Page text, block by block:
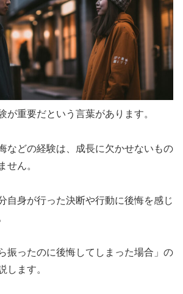
が重要だという言葉があります。
などの経験は、成長に欠かせないもの
せん。
自身が行った決断や行動に後悔を感じ
振ったのに後悔してしまった場合」の
します。